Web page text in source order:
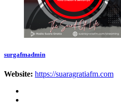
surgafmadmin
Website: https://suaragratiafm.com